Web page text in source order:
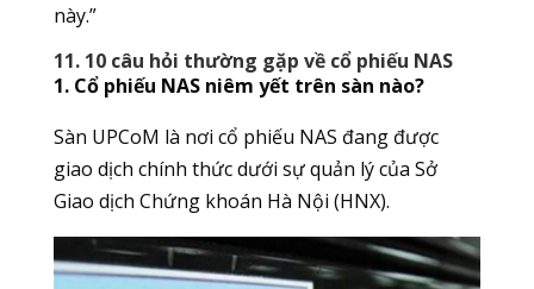
này.”
11. 10 câu hỏi thường gặp về cổ phiếu NAS
1. Cổ phiếu NAS niêm yết trên sàn nào?
Sàn UPCoM là nơi cổ phiếu NAS đang được
giao dịch chính thức dưới sự quản lý của Sở
Giao dịch Chứng khoán Hà Nội (HNX).